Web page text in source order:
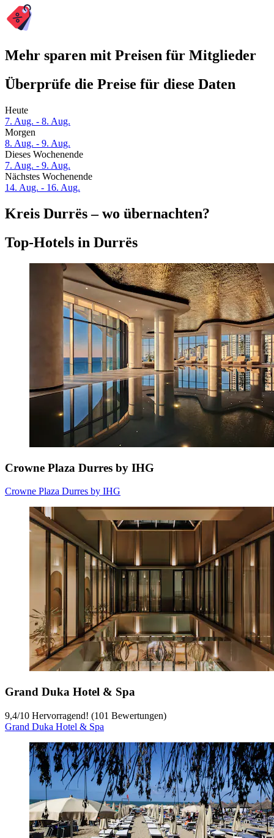
Mehr sparen mit Preisen für Mitglieder
Überprüfe die Preise für diese Daten
Heute
7. Aug. - 8. Aug.
Morgen
8. Aug. - 9. Aug.
Dieses Wochenende
7. Aug. - 9. Aug.
Nächstes Wochenende
14. Aug. - 16. Aug.
Kreis Durrës – wo übernachten?
Top-Hotels in Durrës
Crowne Plaza Durres by IHG
Crowne Plaza Durres by IHG
Grand Duka Hotel & Spa
9,4/10 Hervorragend! (101 Bewertungen)
Grand Duka Hotel & Spa